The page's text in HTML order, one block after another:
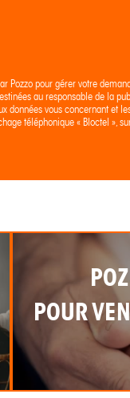
pour gérer votre
au responsable de la
vous concernant et
téléphonique « Bloctel »,
POUR